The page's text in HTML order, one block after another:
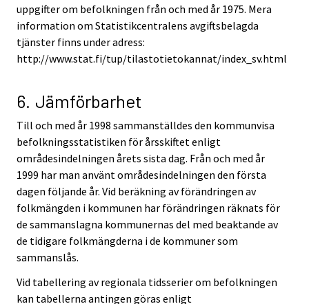
uppgifter om befolkningen från och med år 1975. Mera
information om Statistikcentralens avgiftsbelagda
tjänster finns under adress:
http://www.stat.fi/tup/tilastotietokannat/index_sv.html
6. Jämförbarhet
Till och med år 1998 sammanställdes den kommunvisa
befolkningsstatistiken för årsskiftet enligt
områdesindelningen årets sista dag. Från och med år
1999 har man använt områdesindelningen den första
dagen följande år. Vid beräkning av förändringen av
folkmängden i kommunen har förändringen räknats för
de sammanslagna kommunernas del med beaktande av
de tidigare folkmängderna i de kommuner som
sammanslås.
Vid tabellering av regionala tidsserier om befolkningen
kan tabellerna antingen göras enligt